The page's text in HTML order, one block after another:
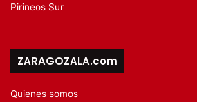
Pirineos Sur
ZARAGOZALA.com
Quienes somos